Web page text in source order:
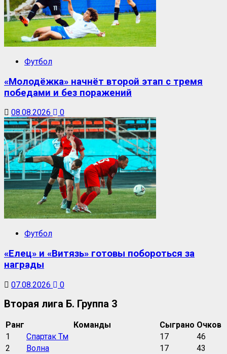
Футбол
«Молодёжка» начнёт второй этап с тремя
победами и без поражений
08.08.2026 0
Футбол
«Елец» и «Витязь» готовы побороться за
награды
07.08.2026 0
Вторая лига Б. Группа 3
Ранг Команды Сыграно Очков
1
Спартак Тм 17
46
2
Волна 17
43